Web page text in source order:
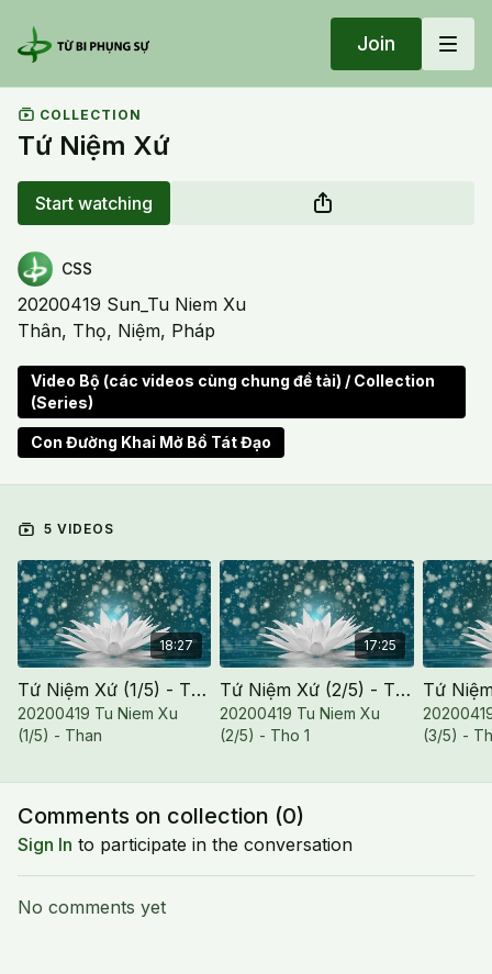
Join
COLLECTION
Tứ Niệm Xứ
Start watching
CSS
20200419 Sun_Tu Niem Xu
Thân, Thọ, Niệm, Pháp
Video Bộ (các videos cùng chung đề tài) / Collection
(Series)
Con Đường Khai Mở Bồ Tát Đạo
5 VIDEOS
18:27
Tứ Niệm Xứ (1/5) - Thân
20200419 Tu Niem Xu
(1/5) - Than
17:25
Tứ Niệm Xứ (2/5) - Thọ 1
20200419 Tu Niem Xu
(2/5) - Tho 1
(3/5) -
Comments on collection (0)
Sign In to participate in the conversation
No comments yet